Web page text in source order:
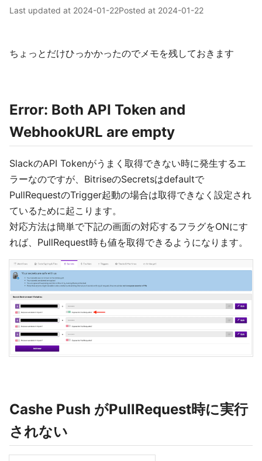
Last updated at 2024-01-22Posted at 2024-01-22
ちょっとだけひっかかったのでメモを残しておきます
Error: Both API Token and
WebhookURL are empty
SlackのAPI Tokenがうまく取得できない時に発生するエ
ラーなのですが、BitriseのSecretsはdefaultで
PullRequestのTrigger起動の場合は取得できなく設定され
ているために起こります。
対応方法は簡単で下記の画面の対応するフラグをONにす
れば、PullRequest時も値を取得できるようになります。
Cashe Push がPullRequest時に実行
されない